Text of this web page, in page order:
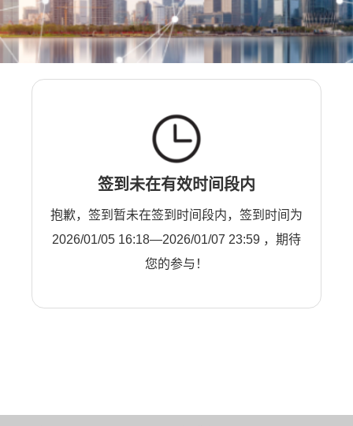
签到未在有效时间段内
抱歉，签到暂未在签到时间段内，签到时间为
2026/01/05 16:18—2026/01/07 23:59 ，期待
您的参与！